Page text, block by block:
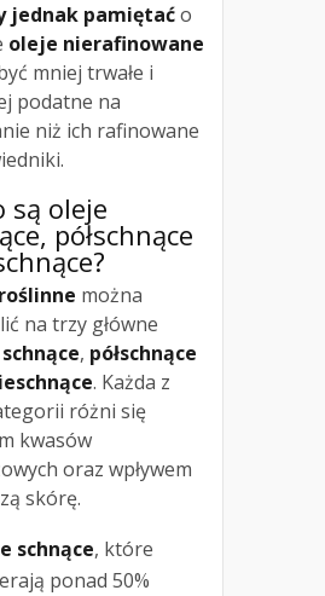
jednak pamiętaćo
oleje nierafinowane
mniej trwałe i
podatne na
niż ich rafinowane
są oleje
półschnące
można
na trzy główne
schnące, półschnące
. Każda z
różni się
kwasów
oraz wpływem
skórę.
schnące, które
ponad 50%